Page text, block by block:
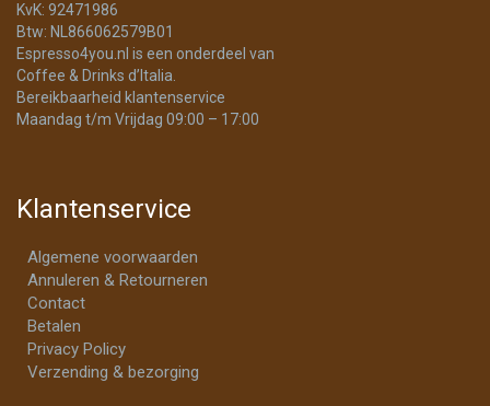
KvK: 92471986
Btw: NL866062579B01
Espresso4you.nl is een onderdeel van
Coffee & Drinks d’Italia.
Bereikbaarheid klantenservice
Maandag t/m Vrijdag 09:00 – 17:00
Klantenservice
Algemene voorwaarden
Annuleren & Retourneren
Contact
Betalen
Privacy Policy
Verzending & bezorging